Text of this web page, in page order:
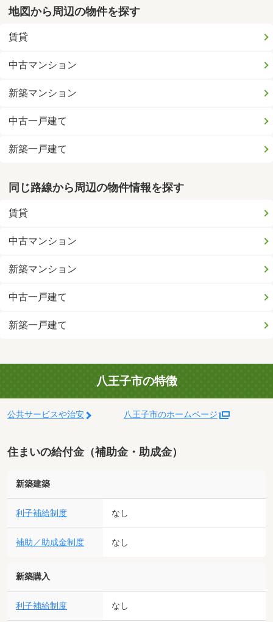
地図から周辺の物件を探す
賃貸
中古マンション
新築マンション
中古一戸建て
新築一戸建て
同じ路線から周辺の物件情報を探す
賃貸
中古マンション
新築マンション
中古一戸建て
新築一戸建て
八王子市の特徴
公共サービスや治安 八王子市のホームページ
住まいの給付金（補助金・助成金）
新築建築
利子補給制度 なし
補助／助成金制度 なし
新築購入
利子補給制度 なし